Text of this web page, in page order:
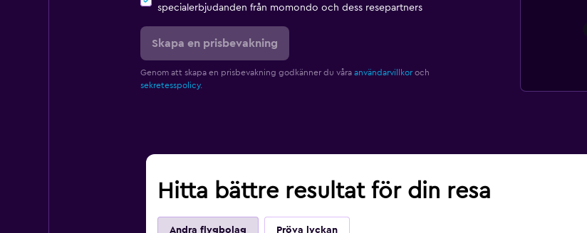
specialerbjudanden från momondo och dess resepartners
Skapa en prisbevakning
Genom att skapa en prisbevakning godkänner du våra användarvillkoroch
sekretesspolicy.
Hitta bättre resultat för din resa
Andra flygbolag Pröva lyckan